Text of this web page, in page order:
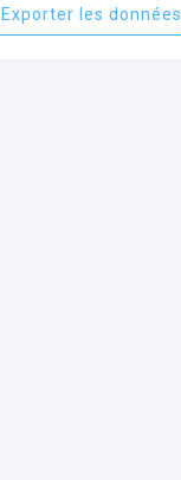
Exporter les données